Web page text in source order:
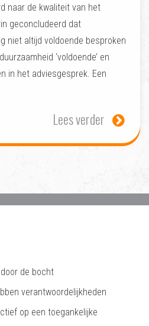
naar de kwaliteit van het
geconcludeerd dat
niet altijd voldoende besproken
‘voldoende’ en
in het adviesgesprek. Een
Lees verder
de bocht
verantwoordelijkheden
op een toegankelijke